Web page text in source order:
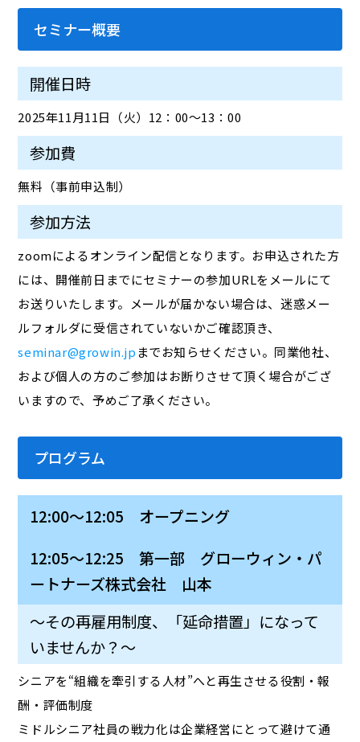
セミナー概要
開催日時
2025年11月11日（火）12：00～13：00
参加費
無料（事前申込制）
参加方法
zoomによるオンライン配信となります。お申込された方
には、開催前日までにセミナーの参加URLをメールにて
お送りいたします。メールが届かない場合は、迷惑メー
ルフォルダに受信されていないかご確認頂き、
seminar@growin.jp までお知らせください。同業他社、
および個人の方のご参加はお断りさせて頂く場合がござ
いますので、予めご了承ください。
プログラム
12:00～12:05 オープニング
12:05～12:25 第一部 グローウィン・パ
ートナーズ株式会社 山本
～その再雇用制度、「延命措置」になって
いませんか？～
シニアを“組織を牽引する人材”へと再生させる役割・報
酬・評価制度
ミドルシニア社員の戦力化は企業経営にとって避けて通